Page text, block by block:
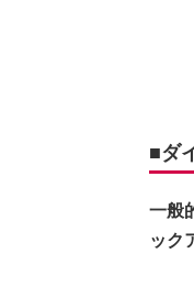
■ダ
一般
ック